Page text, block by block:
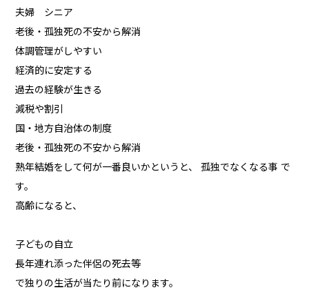
夫婦 シニア
老後・孤独死の不安から解消
体調管理がしやすい
経済的に安定する
過去の経験が生きる
減税や割引
国・地方自治体の制度
老後・孤独死の不安から解消
熟年結婚をして何が一番良いかというと、 孤独でなくなる事 で
す。
高齢になると、
子どもの自立
長年連れ添った伴侶の死去等
で独りの生活が当たり前になります。